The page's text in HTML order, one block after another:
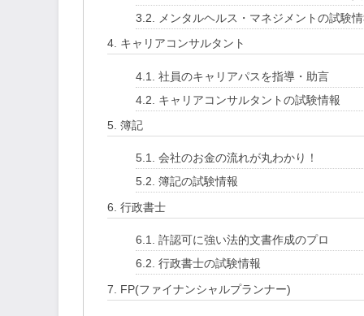
3.2.
メンタルヘルス・マネジメントの試験
4. キャリアコンサルタント
4.1.
社員のキャリアパスを指導・助言
4.2.
キャリアコンサルタントの試験情報
5. 簿記
5.1. 会社のお金の流れが丸わかり！
5.2. 簿記の試験情報
6. 行政書士
6.1. 許認可に強い法的文書作成のプロ
6.2. 行政書士の試験情報
7.
FP(ファイナンシャルプランナー)